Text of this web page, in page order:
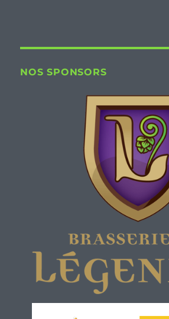
NOS SPONSORS